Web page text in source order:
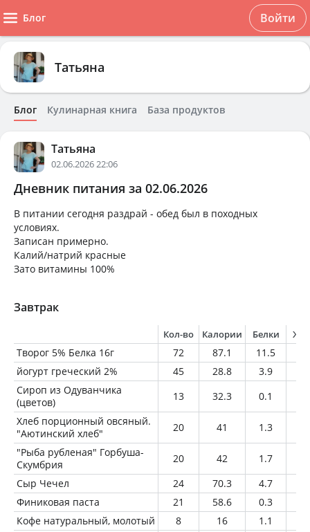
Блог Войти
Татьяна
Блог Кулинарная книга База продуктов
Татьяна
02.06.2026 22:06
Дневник питания за 02.06.2026
В питании сегодня раздрай - обед был в походных
условиях.
Записан примерно.
Калий/натрий красные
Зато витамины 100%
Завтрак
Кол-во Калории Белки
Творог 5% Белка 16г 72 87.1 11.5
йогурт греческий 2%
45 28.8 3.9
Сироп из Одуванчика
(цветов)
13 32.3 0.1
Хлеб порционный овсяный.
"Аютинский хлеб"
20 41 1.3
"Рыба рубленая" Горбуша-
Скумбрия
20 42 1.7
Сыр Чечел
24 70.3 4.7
Финиковая паста
21 58.6 0.3
Кофе натуральный, молотый
8 16 1.1